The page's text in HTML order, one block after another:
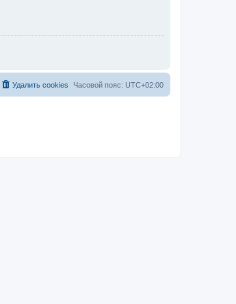
Часовой пояс: UTC+02:00
Удалить cookies